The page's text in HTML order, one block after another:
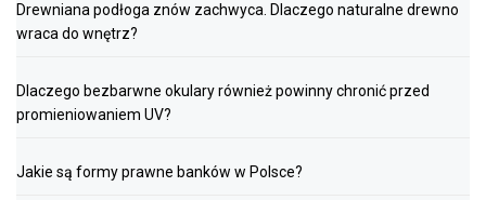
Drewniana podłoga znów zachwyca. Dlaczego naturalne drewno
wraca do wnętrz?
Dlaczego bezbarwne okulary również powinny chronić przed
promieniowaniem UV?
Jakie są formy prawne banków w Polsce?